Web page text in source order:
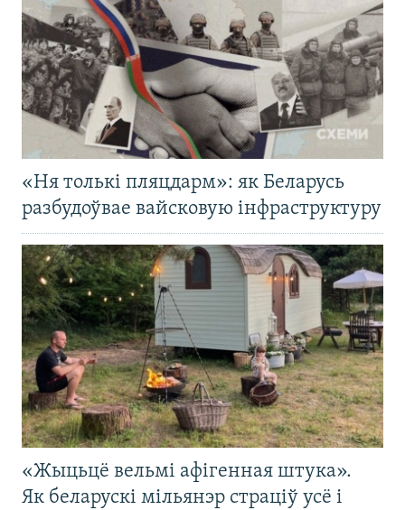
«Ня толькі пляцдарм»: як Беларусь
разбудоўвае вайсковую інфраструктуру
«Жыцьцё вельмі афігенная штука».
Як беларускі мільянэр страціў усё і